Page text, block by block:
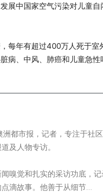
展中国家空气污染对儿童自
每年有超过400万人死于室
病、中风、肺癌和儿童急性
洲都市报，记者，专注于社
及人物专访。
嗅觉和扎实的采访功底，
滴故事。他善于从细节...